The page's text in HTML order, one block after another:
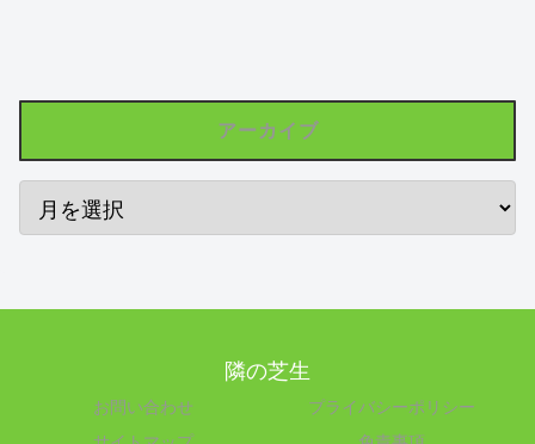
アーカイブ
隣の芝生
お問い合わせ
プライバシーポリシー